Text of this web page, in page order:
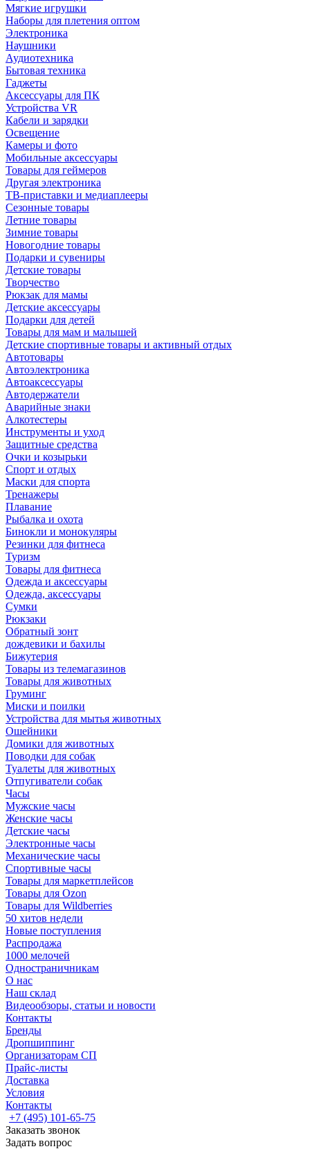
Мягкие игрушки
Наборы для плетения оптом
Электроника
Наушники
Аудиотехника
Бытовая техника
Гаджеты
Аксессуары для ПК
Устройства VR
Кабели и зарядки
Освещение
Камеры и фото
Мобильные аксессуары
Товары для геймеров
Другая электроника
ТВ-приставки и медиаплееры
Сезонные товары
Летние товары
Зимние товары
Новогодние товары
Подарки и сувениры
Детские товары
Творчество
Рюкзак для мамы
Детские аксессуары
Подарки для детей
Товары для мам и малышей
Детские спортивные товары и активный отдых
Автотовары
Автоэлектроника
Автоаксессуары
Автодержатели
Аварийные знаки
Алкотестеры
Инструменты и уход
Защитные средства
Очки и козырьки
Спорт и отдых
Маски для спорта
Тренажеры
Плавание
Рыбалка и охота
Бинокли и монокуляры
Резинки для фитнеса
Туризм
Товары для фитнеса
Одежда и аксессуары
Одежда, аксессуары
Сумки
Рюкзаки
Обратный зонт
дождевики и бахилы
Бижутерия
Товары из телемагазинов
Товары для животных
Груминг
Миски и поилки
Устройства для мытья животных
Ошейники
Домики для животных
Поводки для собак
Туалеты для животных
Отпугиватели собак
Часы
Мужские часы
Женские часы
Детские часы
Электронные часы
Механические часы
Спортивные часы
Товары для маркетплейсов
Товары для Ozon
Товары для Wildberries
50 хитов недели
Новые поступления
Распродажа
1000 мелочей
Одностраничникам
О нас
Наш склад
Видеообзоры, статьи и новости
Контакты
Бренды
Дропшиппинг
Организаторам СП
Прайс-листы
Доставка
Условия
Контакты
+7 (495) 101-65-75
Заказать звонок
Задать вопрос